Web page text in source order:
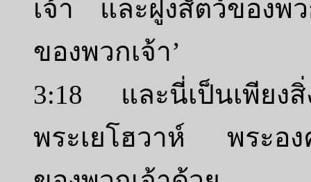
เจ้า และฝูงสัตว์ของพ
ของพวกเจ้า’
3:18 และนี่เป็นเพียงสิ่
พระเยโฮวาห์ พระอง